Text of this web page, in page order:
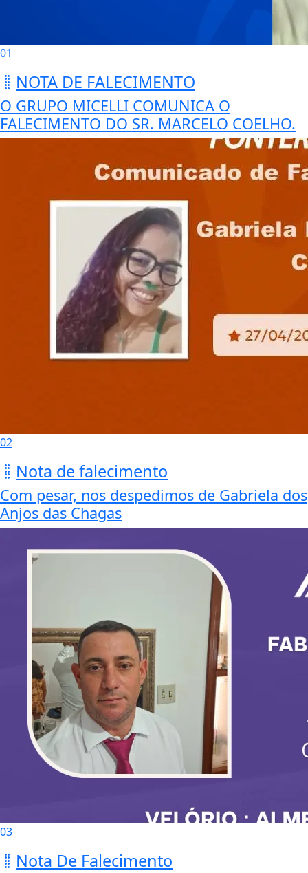
01
NOTA DE FALECIMENTO
O GRUPO MICELLI COMUNICA O
FALECIMENTO DO SR. MARCELO COELHO.
02
Nota de falecimento
Com pesar, nos despedimos de Gabriela dos
Anjos das Chagas
03
Nota De Falecimento